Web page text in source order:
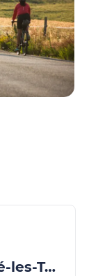
Etape 1 - Avallon / Quarré-les-Tombes - GMTC Gravel